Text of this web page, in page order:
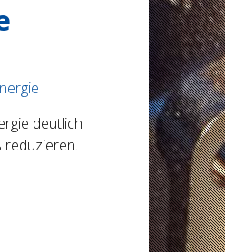
deutlich
reduzieren.